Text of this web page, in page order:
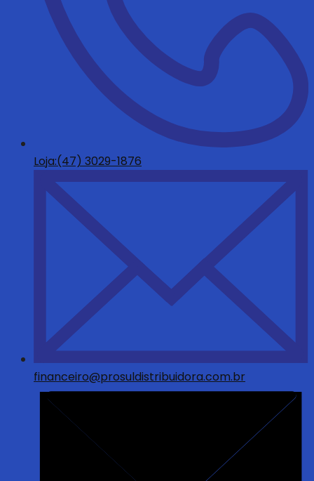
Loja:(47) 3029-1876
financeiro@prosuldistribuidora.com.br